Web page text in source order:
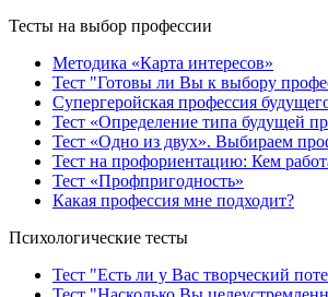
Тесты на выбор профессии
Методика «Карта интересов»
Тест "Готовы ли Вы к выбору
Супергеройская профессия
Тест «Определение типа будущей
Тест «Одно из двух». Выбираем
Тест на профориентацию: Кем
Тест «Профпригодность»
Какая профессия мне подходит?
Психологические тесты
Тест "Есть ли у Вас творческий